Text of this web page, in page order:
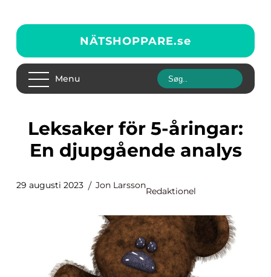
NÄTSHOPPARE.se
Menu
Leksaker för 5-åringar:
En djupgående analys
29 augusti 2023 Jon Larsson
Redaktionel